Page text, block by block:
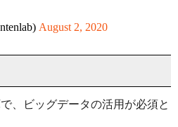
August 2, 2020
、ビッグデータの活用が必須と